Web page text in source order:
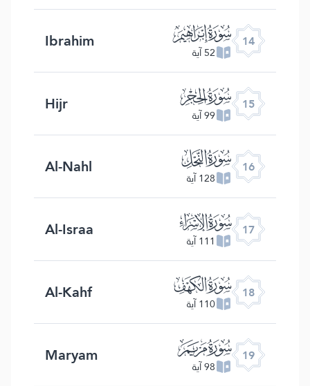
14 ﮚ
52 آية Ibrahim
15 ﮛ
99 آية Hijr
16 ﮜ
128 آية Al-Nahl
17 ﮝ
111 آية Al-Israa
18 ﮞ
110 آية Al-Kahf
19 ﮟ
98 آية Maryam